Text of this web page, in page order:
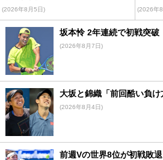
(2026年8月5日) (2026年
坂本怜 2年連続で初戦突破
(2026年8月7日)
大坂と錦織「前回酷い負け
(2026年8月4日)
前週Vの世界8位が初戦敗退